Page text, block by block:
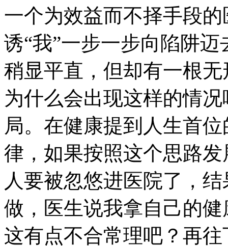
一个为效益而不择手段的
诱“我”一步一步向陷阱
稍显平直，但却有一根
为什么会出现这样的情
局。在健康提到人生首
律，如果按照这个思路
人要被忽悠进医院了，
做，医生说我拿自己的
这有点不合常理吧？再